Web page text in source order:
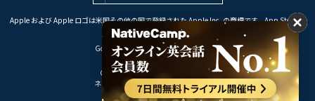
Apple および Apple ロゴは米国その他の国で登録された Apple Inc. の商標です。App Store は
Apple Inc. のサービスマークです。
Google Play は Google LLC の商標です。
Copyright © 2026 オンライン英会話
ネイティブキャンプ All Rights Reserved.